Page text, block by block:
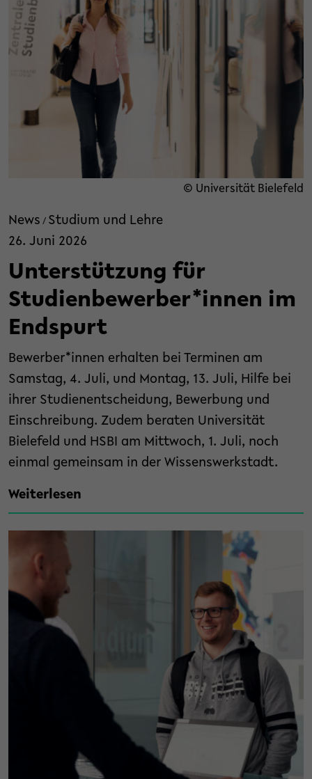
© Universität Bielefeld
News / Studium und Lehre
26. Juni 2026
Unterstützung für
Studienbewerber*innen im
Endspurt
Bewerber*innen erhalten bei Terminen am
Samstag, 4. Juli, und Montag, 13. Juli, Hilfe bei
ihrer Studienentscheidung, Bewerbung und
Einschreibung. Zudem beraten Universität
Bielefeld und HSBI am Mittwoch, 1. Juli, noch
einmal gemeinsam in der Wissenswerkstadt.
Weiterlesen